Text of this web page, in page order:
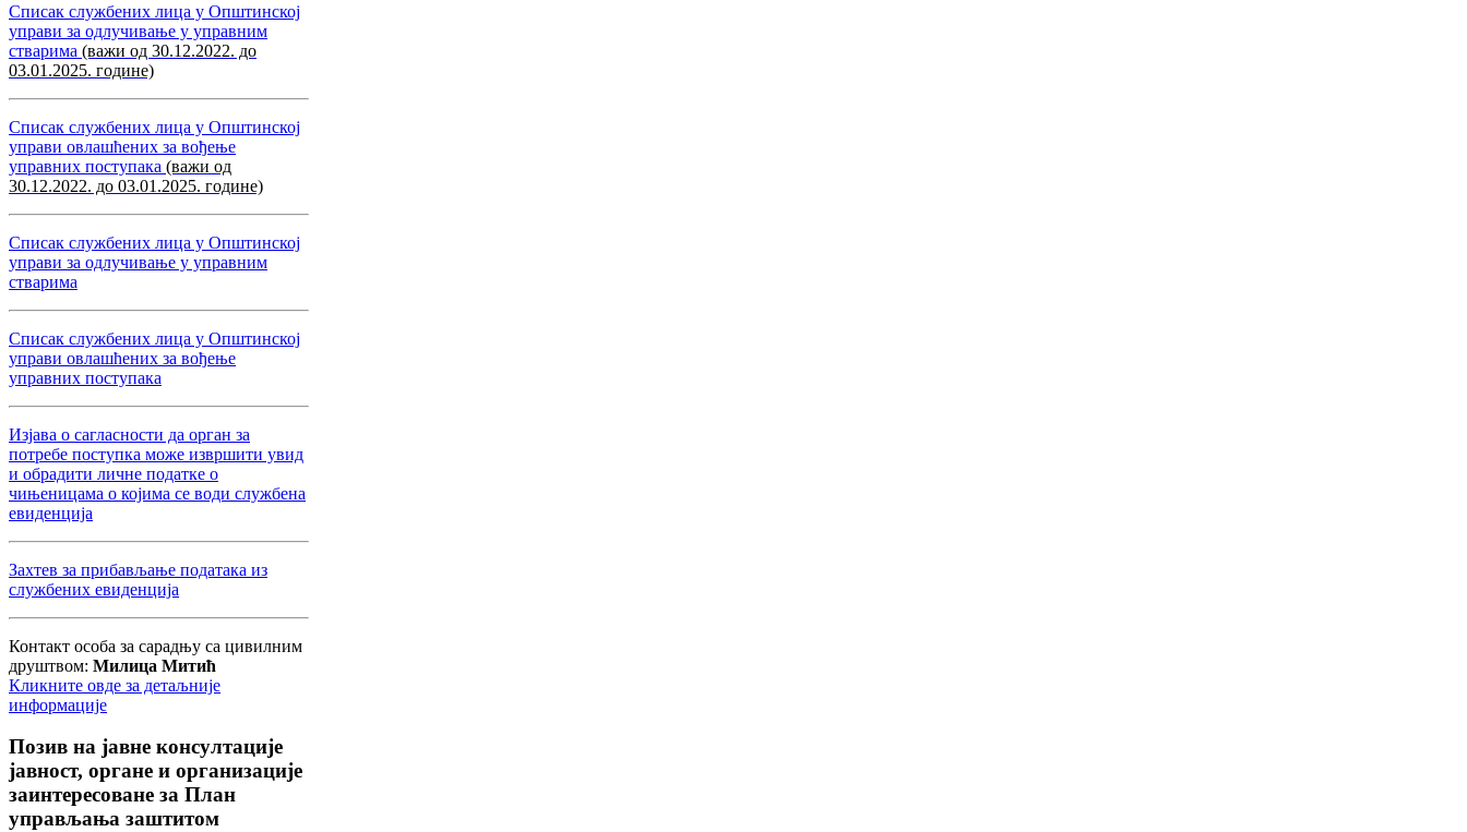
Списак службених лица у Општинској
управи за одлучивање у управним
стварима (важи од 30.12.2022. до
03.01.2025. године)
Списак службених лица у Општинској
управи овлашћених за вођење
управних поступака (важи од
30.12.2022. до 03.01.2025. године)
Списак службених лица у Општинској
управи за одлучивање у управним
стварима
Списак службених лица у Општинској
управи овлашћених за вођење
управних поступака
Изјава о сагласности да орган за
потребе поступка може извршити увид
и обрадити личне податке о
чињеницама о којима се води службена
евиденција
Захтев за прибављање података из
службених евиденција
Контакт особа за сарадњу са цивилним
друштвом: Милица Митић
Кликните овде за детаљније
информације
Позив на јавне консултације
јавност, органе и организације
заинтересоване за План
управљања заштитом